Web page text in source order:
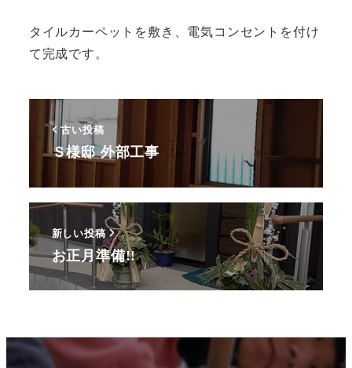
タイルカーペットを敷き、電気コンセントを付け
て完成です。
古い投稿
Ｓ様邸 外部工事
新しい投稿
お正月準備!!